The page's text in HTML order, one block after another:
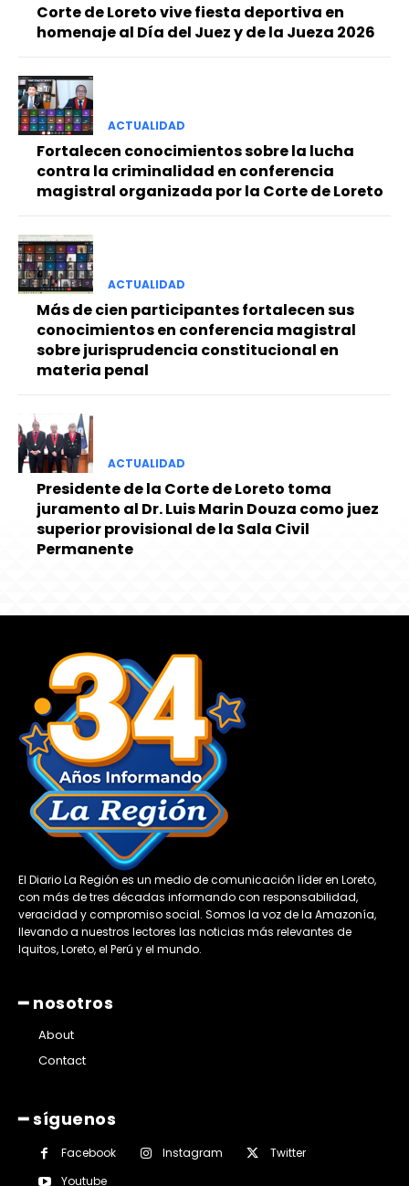
Corte de Loreto vive fiesta deportiva en
homenaje al Día del Juez y de la Jueza 2026
ACTUALIDAD
Fortalecen conocimientos sobre la lucha
contra la criminalidad en conferencia
magistral organizada por la Corte de Loreto
ACTUALIDAD
Más de cien participantes fortalecen sus
conocimientos en conferencia magistral
sobre jurisprudencia constitucional en
materia penal
ACTUALIDAD
Presidente de la Corte de Loreto toma
juramento al Dr. Luis Marin Douza como juez
superior provisional de la Sala Civil
Permanente
El Diario La Región es un medio de comunicación líder en Loreto,
con más de tres décadas informando con responsabilidad,
veracidad y compromiso social. Somos la voz de la Amazonía,
llevando a nuestros lectores las noticias más relevantes de
Iquitos, Loreto, el Perú y el mundo.
━ nosotros
About
Contact
━ síguenos
Facebook Instagram
Twitter
Youtube